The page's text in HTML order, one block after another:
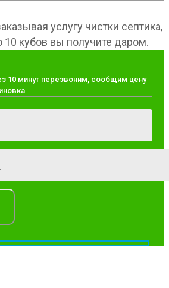
услугу чистки септика,
10 кубов вы получите даром.
10 минут перезвоним, сообщим цену